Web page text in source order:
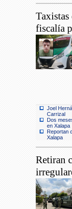
Taxistas
fiscalía
Joel
Carrizal
Dos
en Xalapa
Reportan
Xalapa
Retiran